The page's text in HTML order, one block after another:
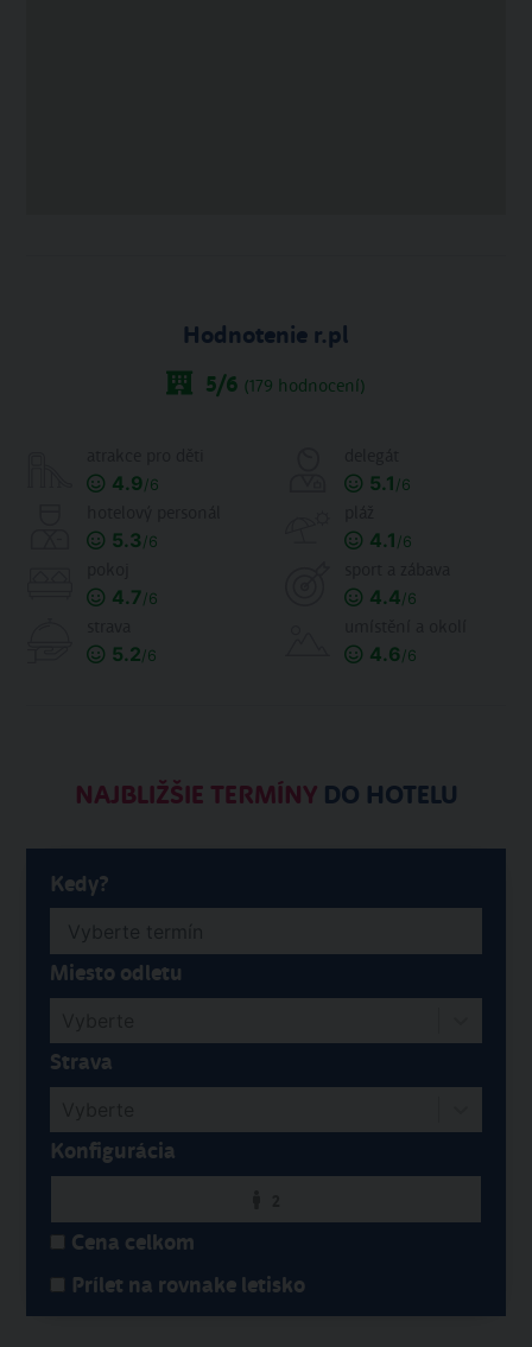
Hodnotenie r.pl
5/6 (179 hodnocení)
4.9/6 5.1 /6
5.3/6 4.1 /6
4.7/6 4.4/6
5.2/6 4.6/6
NAJBLIŽŠIE TERMÍNYDO HOTELU
Kedy?
Miesto odletu
Strava
Konfigurácia
Cena celkom
Prílet na rovnake letisko